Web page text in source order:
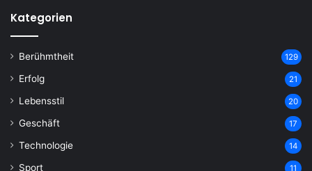
Kategorien
Berühmtheit 129
Erfolg 21
Lebensstil 20
Geschäft 17
Technologie 14
Sport 11